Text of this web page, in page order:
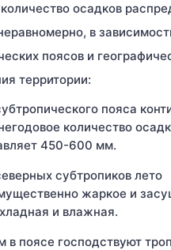
осадков
в
поясов и
территории:
пояса
количество
450-600 мм.
субтропиков лето
жаркое и
и влажная.
в поясе господствуют